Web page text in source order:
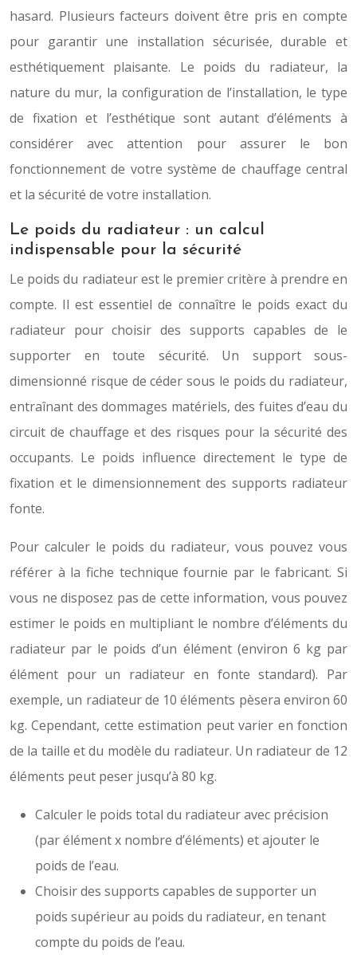
hasard. Plusieurs facteurs doivent être pris en compte
pour garantir une installation sécurisée, durable et
esthétiquement plaisante. Le poids du radiateur, la
nature du mur, la configuration de l’installation, le type
de fixation et l’esthétique sont autant d’éléments à
considérer avec attention pour assurer le bon
fonctionnement de votre système de chauffage central
et la sécurité de votre installation.
Le poids du radiateur : un calcul
indispensable pour la sécurité
Le poids du radiateur est le premier critère à prendre en
compte. Il est essentiel de connaître le poids exact du
radiateur pour choisir des supports capables de le
supporter en toute sécurité. Un support sous-
dimensionné risque de céder sous le poids du radiateur,
entraînant des dommages matériels, des fuites d’eau du
circuit de chauffage et des risques pour la sécurité des
occupants. Le poids influence directement le type de
fixation et le dimensionnement des supports radiateur
fonte.
Pour calculer le poids du radiateur, vous pouvez vous
référer à la fiche technique fournie par le fabricant. Si
vous ne disposez pas de cette information, vous pouvez
estimer le poids en multipliant le nombre d’éléments du
radiateur par le poids d’un élément (environ 6 kg par
élément pour un radiateur en fonte standard). Par
exemple, un radiateur de 10 éléments pèsera environ 60
kg. Cependant, cette estimation peut varier en fonction
de la taille et du modèle du radiateur. Un radiateur de 12
éléments peut peser jusqu’à 80 kg.
Calculer le poids total du radiateur avec précision
(par élément x nombre d’éléments) et ajouter le
poids de l’eau.
Choisir des supports capables de supporter un
poids supérieur au poids du radiateur, en tenant
compte du poids de l’eau.